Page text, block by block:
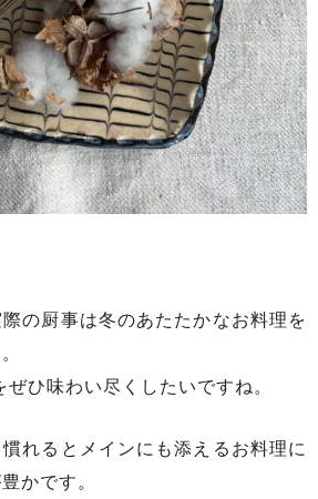
の厨事は冬のあたたかなお料理を
ひ味わい尽くしたいですね。
れるとメインにも添えるお料理に
かです。